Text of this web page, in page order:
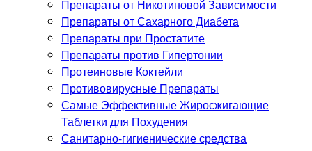
Препараты от Никотиновой Зависимости
Препараты от Сахарного Диабета
Препараты при Простатите
Препараты против Гипертонии
Протеиновые Коктейли
Противовирусные Препараты
Самые Эффективные Жиросжигающие
Таблетки для Похудения
Санитарно-гигиенические средства